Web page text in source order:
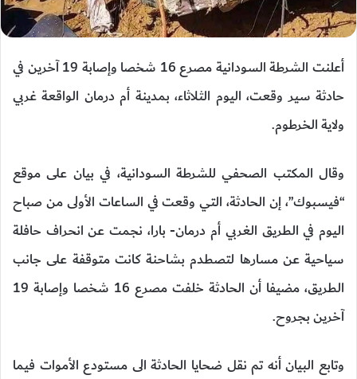
أعلنت الشرطة السودانية مصرع 16 شخصا وإصابة 19 آخرين في
حادثة سير وقعت، اليوم الثلاثاء، بمدينة أم درمان الواقعة غربي
ولاية الخرطوم.
وقال المكتب الصحفي للشرطة السودانية، في بيان على موقع
“فيسبوك”، إن الحادثة، التي وقعت في الساعات الأولى من صباح
اليوم في الطريق الغربي أم درمان- بارا، نجمت عن انحراف حافلة
سياحية عن مسارها لتصطدم بشاحنة كانت متوقفة على جانب
الطريق، مضيفا أن الحادثة خلفت مصرع 16 شخصا وإصابة 19
آخرين بجروح.
وتابع البيان أنه تم نقل ضحايا الحادثة الى مستودع الأموات فيما